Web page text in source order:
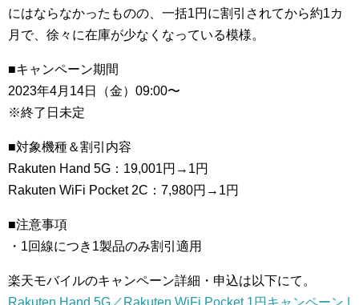
にはならなかったものの、一括1円に割引されてから約1カ
月で、徐々に在庫が少なくなっている模様。
■キャンペーン期間
2023年4月14日（金）09:00〜
※終了日未定
■対象機種＆割引内容
Rakuten Hand 5G：19,001円→1円
Rakuten WiFi Pocket 2C：7,980円→1円
■注意事項
・1回線につき1製品のみ割引適用
楽天モバイルのキャンペーン詳細・申込は以下にて。